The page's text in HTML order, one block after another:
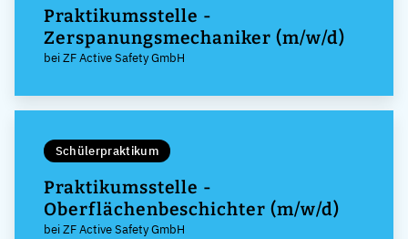
Praktikumsstelle -
Zerspanungsmechaniker (m/w/d)
bei ZF Active Safety GmbH
Schülerpraktikum
Praktikumsstelle -
Oberflächenbeschichter (m/w/d)
bei ZF Active Safety GmbH